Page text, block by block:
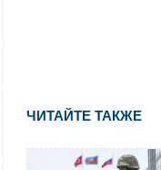
ЧИТАЙТЕ ТАКЖЕ